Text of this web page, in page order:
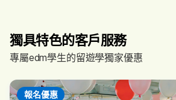
獨具特色的客戶服務
專屬edm學生的留遊學獨家優惠
報名優惠